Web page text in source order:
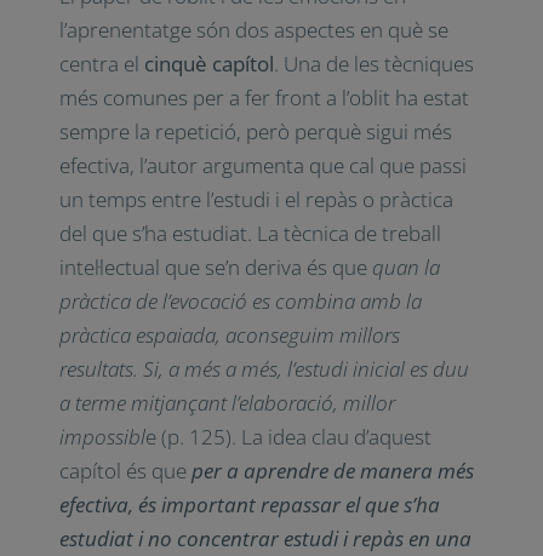
l’aprenentatge són dos aspectes en què se
centra el cinquè capítol. Una de les tècniques
més comunes per a fer front a l’oblit ha estat
sempre la repetició, però perquè sigui més
efectiva, l’autor argumenta que cal que passi
un temps entre l’estudi i el repàs o pràctica
del que s’ha estudiat. La tècnica de treball
intel·lectual que se’n deriva és que quan la
pràctica de l’evocació es combina amb la
pràctica espaiada, aconseguim millors
resultats. Si, a més a més, l’estudi inicial es duu
a terme mitjançant l’elaboració, millor
impossible (p. 125). La idea clau d’aquest
capítol és queper a aprendre de manera més
efectiva, és important repassar el que s’ha
estudiat i no concentrar estudi i repàs en una